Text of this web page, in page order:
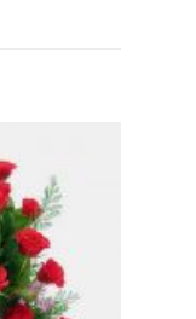
Add to
Wishlist